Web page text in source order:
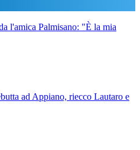
l'amica Palmisano: "È la mia
ad Appiano, riecco Lautaro e